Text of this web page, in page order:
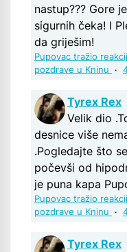
nastup??? Gore
sigurnih čeka! I
da griješim!
Pupovac tražio
pozdrave u Kninu
·
Tyrex Rex
Velik dio
desnice više
.Pogledajte što
počevši od
je puna kapa
Pupovac tražio
pozdrave u Kninu
·
Tyrex Rex